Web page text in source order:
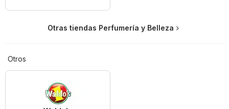
Otras tiendas Perfumería y Belleza
Otros